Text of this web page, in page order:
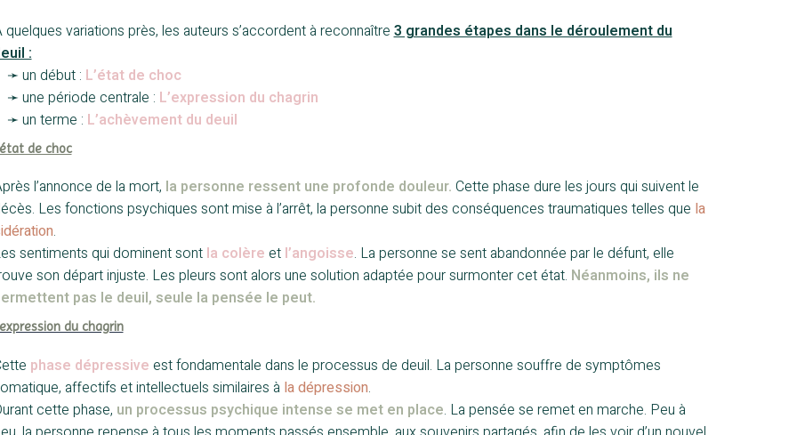
quelques variations près, les auteurs s’accordent à reconnaître 3 grandes étapes dans le déroulement du
:
➛ un début : L’état de choc
➛ une période centrale : L’expression du chagrin
➛ un terme : L’achèvement du deuil
de choc
l’annonce de la mort, la personne ressent une profonde douleur. Cette phase dure les jours qui suivent le
Les fonctions psychiques sont mise à l’arrêt, la personne subit des conséquences traumatiques telles que la
.
sentiments qui dominent sont la colère et l’angoisse. La personne se sent abandonnée par le défunt, elle
son départ injuste. Les pleurs sont alors une solution adaptée pour surmonter cet état. Néanmoins, ils ne
pas le deuil, seule la pensée le peut.
du chagrin
phase dépressive est fondamentale dans le processus de deuil. La personne souffre de symptômes
affectifs et intellectuels similaires à la dépression.
cette phase, un processus psychique intense se met en place. La pensée se remet en marche. Peu à